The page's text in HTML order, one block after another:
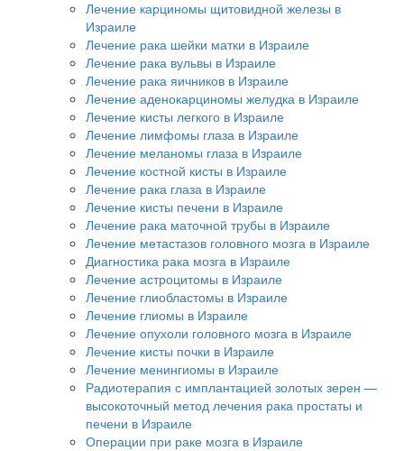
Лечение карциномы щитовидной железы в
Израиле
Лечение рака шейки матки в Израиле
Лечение рака вульвы в Израиле
Лечение рака яичников в Израиле
Лечение аденокарциномы желудка в Израиле
Лечение кисты легкого в Израиле
Лечение лимфомы глаза в Израиле
Лечение меланомы глаза в Израиле
Лечение костной кисты в Израиле
Лечение рака глаза в Израиле
Лечение кисты печени в Израиле
Лечение рака маточной трубы в Израиле
Лечение метастазов головного мозга в Израиле
Диагностика рака мозга в Израиле
Лечение астроцитомы в Израиле
Лечение глиобластомы в Израиле
Лечение глиомы в Израиле
Лечение опухоли головного мозга в Израиле
Лечение кисты почки в Израиле
Лечение менингиомы в Израиле
Радиотерапия с имплантацией золотых зерен —
высокоточный метод лечения рака простаты и
печени в Израиле
Операции при раке мозга в Израиле